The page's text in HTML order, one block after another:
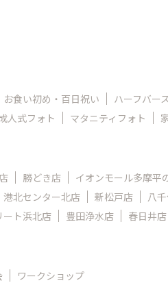
お食い初め・百日祝い ハーフバー
人式フォト マタニティフォト
勝どき店 イオンモール多摩平
港北センター北店 新松戸店 八
ート浜北店 豊田浄水店 春日井店
ワークショップ